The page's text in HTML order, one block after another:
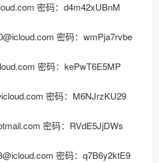
密码：d4m42xUBnM
密码：wmPja7rvbe
密码：kePwT6E5MP
密码：M6NJrzKU29
密码：RVdE5JjDWs
密码：q7B6y2ktE9